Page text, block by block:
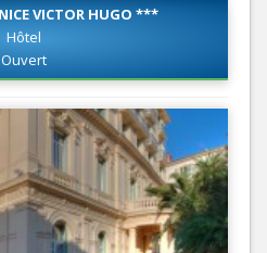
VICTOR HUGO ***
Hôtel
Ouvert